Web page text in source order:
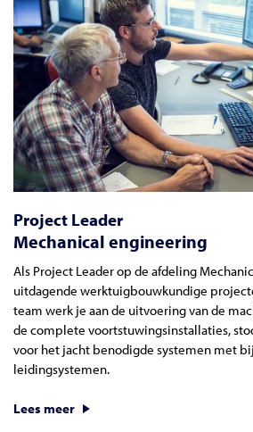
Project Leader
Mechanical engineering
Als Project Leader op de afdeling
uitdagende werktuigbouwkundige
team werk je aan de uitvoering van de
de complete voortstuwingsinstallaties,
voor het jacht benodigde systemen met
leidingsystemen.
Lees meer